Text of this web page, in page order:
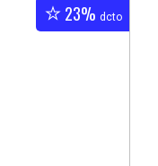
23% dcto